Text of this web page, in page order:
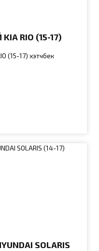
RIO (15-17)
(15-17) хэтчбек
SOLARIS